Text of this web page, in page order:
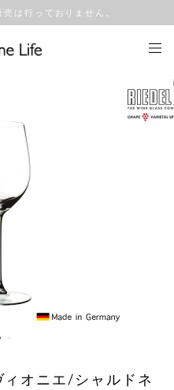
は行っておりません。
オニエ/シャルドネ